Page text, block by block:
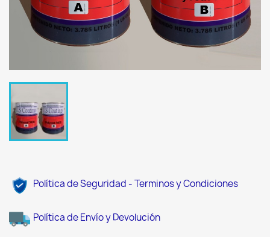
Política de Seguridad - Terminos y Condiciones
Política de Envío y Devolución